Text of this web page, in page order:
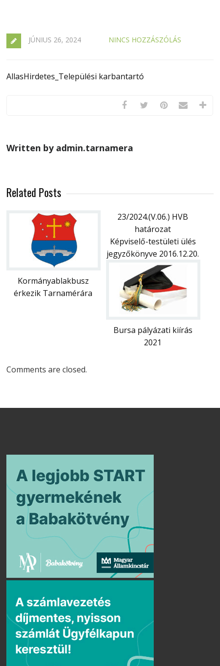
JÚNIUS 26, 2024 NINCS HOZZÁSZÓLÁS
AllasHirdetes_Települési karbantartó
Written by admin.tarnamera
Related Posts
Kormányablakbusz
érkezik Tarnamérára
23/2024.(V.06.) HVB
határozat
Képviselő-testületi ülés
jegyzőkönyve 2016.12.20.
Bursa pályázati kiírás
2021
Comments are closed.